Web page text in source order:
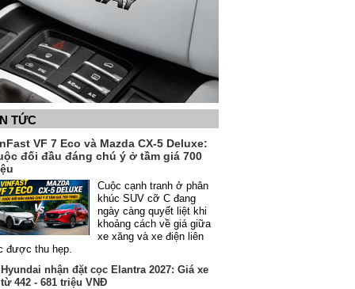
TỨC
VF 7 Eco và Mazda CX-5 Deluxe:
đối đầu đáng chú ý ở tầm giá 700
Cuộc cạnh tranh ở phân
khúc SUV cỡ C đang
ngày càng quyết liệt khi
khoảng cách về giá giữa
xe xăng và xe điện liên
được thu hẹp.
Hyundai nhận đặt cọc Elantra 2027: Giá xe
từ 442 - 681 triệu VNĐ